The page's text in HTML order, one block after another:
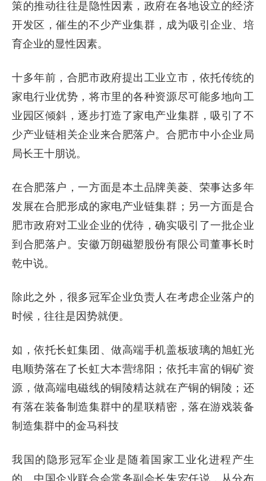
策的推动往往是隐性因素，政府在各地设立的经济
开发区，催生的不少产业集群，成为吸引企业、培
育企业的显性因素。
十多年前，合肥市政府提出工业立市，依托传统的
家电行业优势，将市里的各种资源尽可能多地向工
业园区倾斜，逐步打造了家电产业集群，吸引了不
少产业链相关企业来合肥落户。合肥市中小企业局
局长王十朋说。
在合肥落户，一方面是本土品牌美菱、荣事达多年
发展在合肥形成的家电产业链集群；另一方面是合
肥市政府对工业企业的优待，确实吸引了一批企业
到合肥落户。安徽万朗磁塑股份有限公司董事长时
乾中说。
除此之外，很多冠军企业负责人在考虑企业落户的
时候，往往是因势就便。
如，依托长虹集团、做高端手机盖板玻璃的旭虹光
电顺势落在了长虹大本营绵阳；依托丰富的铜矿资
源，做高端电磁线的铜陵精达就在产铜的铜陵；还
有落在装备制造集群中的星联精密，落在游戏装备
制造集群中的金马科技
我国的隐形冠军企业是随着国家工业化进程产生